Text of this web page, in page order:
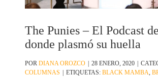
The Punies – El Podcast
donde plasmó su huella
PORDIANA OROZCO | 28 ENERO, 2020 |
COLUMNAS | ETIQUETAS:BLACK MAMBA ,